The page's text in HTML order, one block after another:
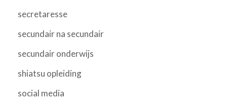
secretaresse
secundair na secundair
secundair onderwijs
shiatsu opleiding
social media